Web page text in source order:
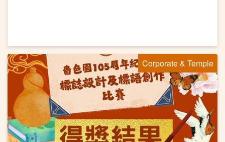
Corporate & Temple